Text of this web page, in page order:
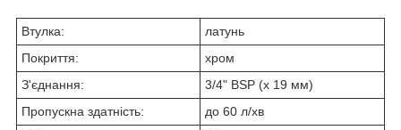
Втулка:
латунь
Покриття:
хром
З'єднання:
3/4" BSP (x 19 мм)
Пропускна здатність:
до 60 л/хв